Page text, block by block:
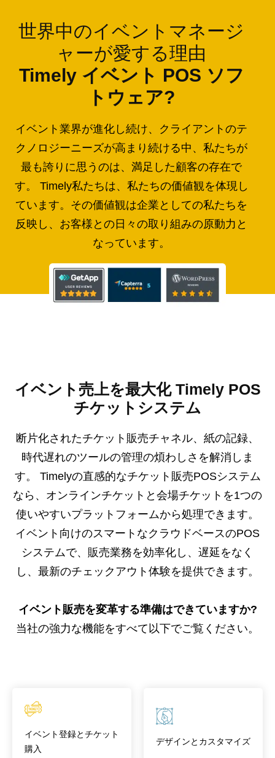
世界中のイベントマネージ
ャーが愛する理由
Timely イベント POS ソフ
トウェア?
イベント業界が進化し続け、クライアントのテ
クノロジーニーズが高まり続ける中、私たちが
最も誇りに思うのは、満足した顧客の存在で
す。 Timely私たちは、私たちの価値観を体現し
ています。その価値観は企業としての私たちを
反映し、お客様との日々の取り組みの原動力と
なっています。
イベント売上を最大化 Timely POS
チケットシステム
断片化されたチケット販売チャネル、紙の記録、
時代遅れのツールの管理の煩わしさを解消しま
す。 Timelyの直感的なチケット販売POSシステム
なら、オンラインチケットと会場チケットを1つの
使いやすいプラットフォームから処理できます。
イベント向けのスマートなクラウドベースのPOS
システムで、販売業務を効率化し、遅延をなく
し、最新のチェックアウト体験を提供できます。
イベント販売を変革する準備はできていますか?
当社の強力な機能をすべて以下でご覧ください。
イベント登録とチケット
購入
デザインとカスタマイズ